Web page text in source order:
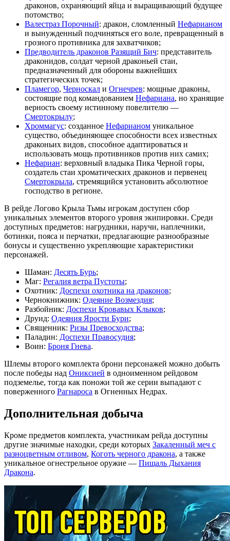
драконов, охраняющий яйца и выращивающий будущее
потомство;
Валестраз Порочный: дракон, сломленный Нефарианом
и вынужденный подчиняться его воле, превращенный в
грозного противника для захватчиков;
Предводитель драконов Разящий Бич: представитель
драконидов, солдат черной драконьей стаи,
предназначенный для обороны важнейших
стратегических точек;
Пламегор, Черноскал и Огнечрев: мощные драконы,
состоящие под командованием Нефариана, но хранящие
верность своему истинному повелителю —
Смертокрылу;
Хроммагус: созданное Нефарианом уникальное
существо, объединяющее способности всех известных
драконьих видов, способное адаптироваться и
использовать мощь противников против них самих;
Нефариан: верховный владыка Пика Черной горы,
создатель стаи хроматических драконов и первенец
Смертокрыла, стремящийся установить абсолютное
господство в регионе.
В рейде Логово Крыла Тьмы игрокам доступен сбор
уникальных элементов второго уровня экипировки. Среди
доступных предметов: нагрудники, наручи, наплечники,
ботинки, пояса и перчатки, предлагающие разнообразные
бонусы и существенно укрепляющие характеристики
персонажей.
Шаман: Десять Бурь;
Маг: Регалия ветра Пустоты;
Охотник: Доспехи охотника на драконов;
Чернокнижник: Одеяние Возмездия;
Разбойник: Доспехи Кровавых Клыков;
Друид: Одеяния Ярости Бури;
Священник: Ризы Превосходства;
Паладин: Доспехи Правосудия;
Воин: Броня Гнева.
Шлемы второго комплекта брони персонажей можно добыть
после победы над Ониксией в одноименном рейдовом
подземелье, тогда как поножи той же серии выпадают с
поверженного Рагнароса в Огненных Недрах.
Дополнительная добыча
Кроме предметов комплекта, участникам рейда доступны
другие значимые находки, среди которых Закаленный меч с
разноцветным отливом, Коготь черного дракона, а также
уникальное огнестрельное оружие — Пищаль Дыхания
Дракона.